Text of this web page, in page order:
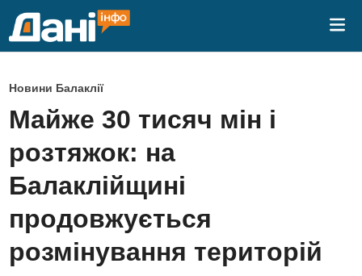
P
o
s
e
d
n
Новини Балаклії
Майже 30 тисяч мін і
розтяжок: на
Балаклійщині
продовжується
розмінування територій